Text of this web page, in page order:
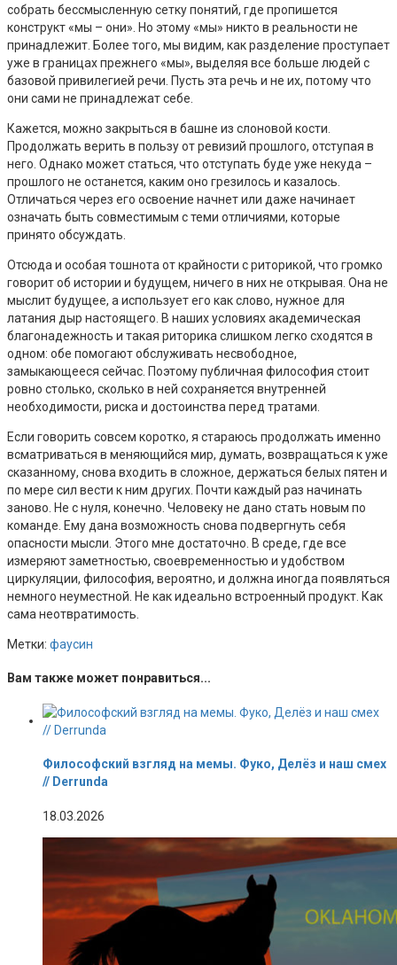
собрать бессмысленную сетку понятий, где пропишется
конструкт «мы – они». Но этому «мы» никто в реальности не
принадлежит. Более того, мы видим, как разделение проступает
уже в границах прежнего «мы», выделяя все больше людей с
базовой привилегией речи. Пусть эта речь и не их, потому что
они сами не принадлежат себе.
Кажется, можно закрыться в башне из слоновой кости.
Продолжать верить в пользу от ревизий прошлого, отступая в
него. Однако может статься, что отступать буде уже некуда –
прошлого не останется, каким оно грезилось и казалось.
Отличаться через его освоение начнет или даже начинает
означать быть совместимым с теми отличиями, которые
принято обсуждать.
Отсюда и особая тошнота от крайности с риторикой, что громко
говорит об истории и будущем, ничего в них не открывая. Она не
мыслит будущее, а использует его как слово, нужное для
латания дыр настоящего. В наших условиях академическая
благонадежность и такая риторика слишком легко сходятся в
одном: обе помогают обслуживать несвободное,
замыкающееся сейчас. Поэтому публичная философия стоит
ровно столько, сколько в ней сохраняется внутренней
необходимости, риска и достоинства перед тратами.
Если говорить совсем коротко, я стараюсь продолжать именно
всматриваться в меняющийся мир, думать, возвращаться к уже
сказанному, снова входить в сложное, держаться белых пятен и
по мере сил вести к ним других. Почти каждый раз начинать
заново. Не с нуля, конечно. Человеку не дано стать новым по
команде. Ему дана возможность снова подвергнуть себя
опасности мысли. Этого мне достаточно. В среде, где все
измеряют заметностью, своевременностью и удобством
циркуляции, философия, вероятно, и должна иногда появляться
немного неуместной. Не как идеально встроенный продукт. Как
сама неотвратимость.
Метки: фаусин
Вам также может понравиться...
Философский взгляд на мемы. Фуко, Делёз и наш смех
// Derrunda
18.03.2026